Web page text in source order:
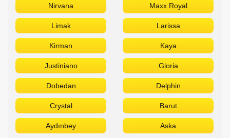
Nirvana Maxx Royal
Limak Larissa
Kirman Kaya
Justiniano Gloria
Dobedan Delphin
Crystal Barut
Aydınbey Aska